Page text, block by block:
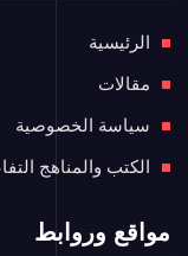
الرئيسية
مقالات
سياسة الخصوصية
الكتب والمناهج
مواقع وروابط